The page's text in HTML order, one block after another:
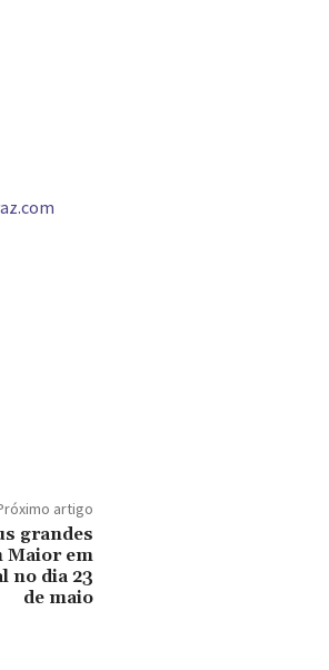
artigo
grandes
Maior em
no dia 23
de maio